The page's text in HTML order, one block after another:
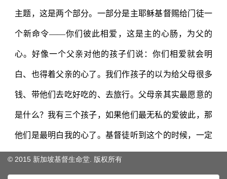
© 2015 新加坡基督生命堂. 版权所有